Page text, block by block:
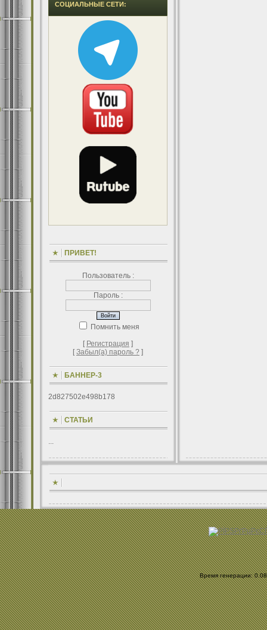
СОЦИАЛЬНЫЕ СЕТИ:
ПРИВЕТ!
Пользователь :
Пароль :
Помнить меня
[ Регистрация ]
[Забыл(а) пароль ? ]
БАННЕР-3
2d827502e498b178
СТАТЬИ
...
Время генерации: